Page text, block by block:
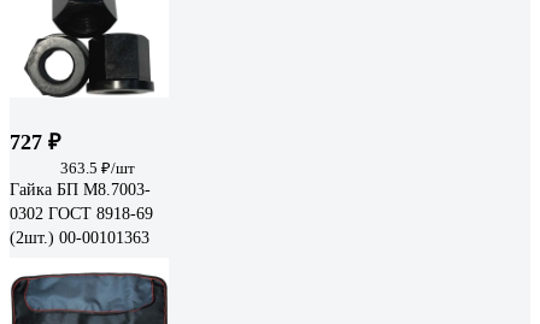
727 ₽
363.5 ₽/шт
Гайка БП М8.7003-
0302 ГОСТ 8918-69
(2шт.) 00-00101363